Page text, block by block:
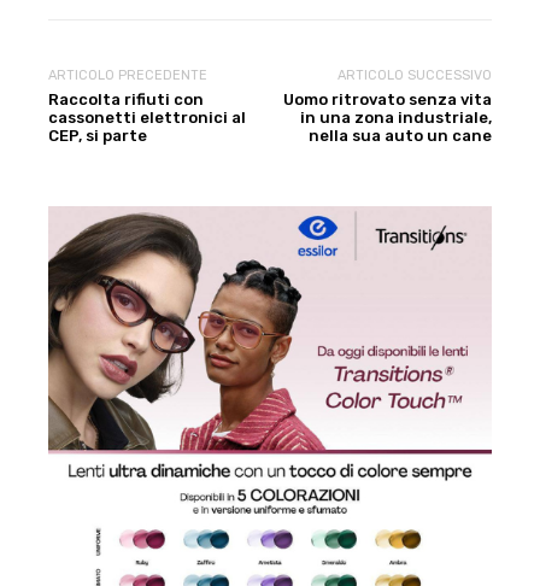
ARTICOLO PRECEDENTE
Raccolta rifiuti con
cassonetti elettronici al
CEP, si parte
ARTICOLO SUCCESSIVO
Uomo ritrovato senza vita
in una zona industriale,
nella sua auto un cane